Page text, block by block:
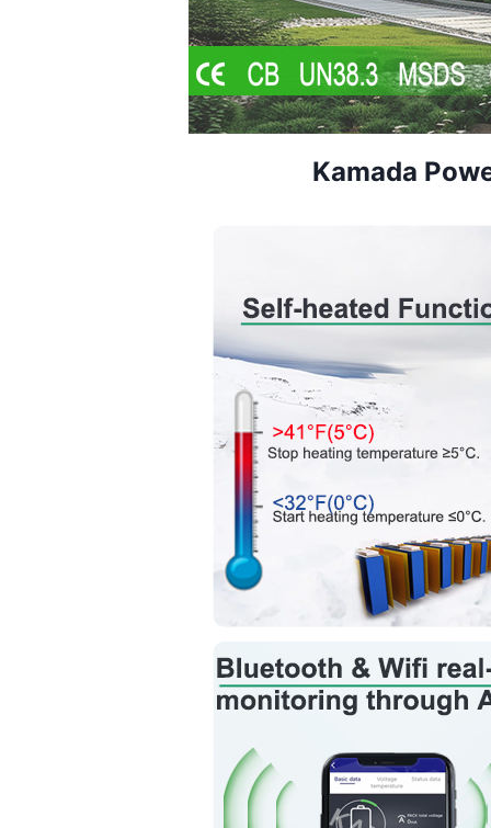
Kamada